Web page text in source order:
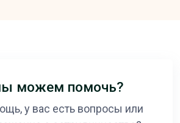
можем помочь?
у вас есть вопросы или